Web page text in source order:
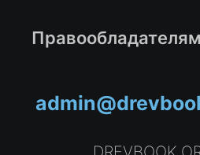
Правообладателям